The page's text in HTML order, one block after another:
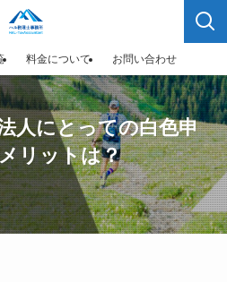
料金について お問い合わせ
人にとっての白色申
リットは？